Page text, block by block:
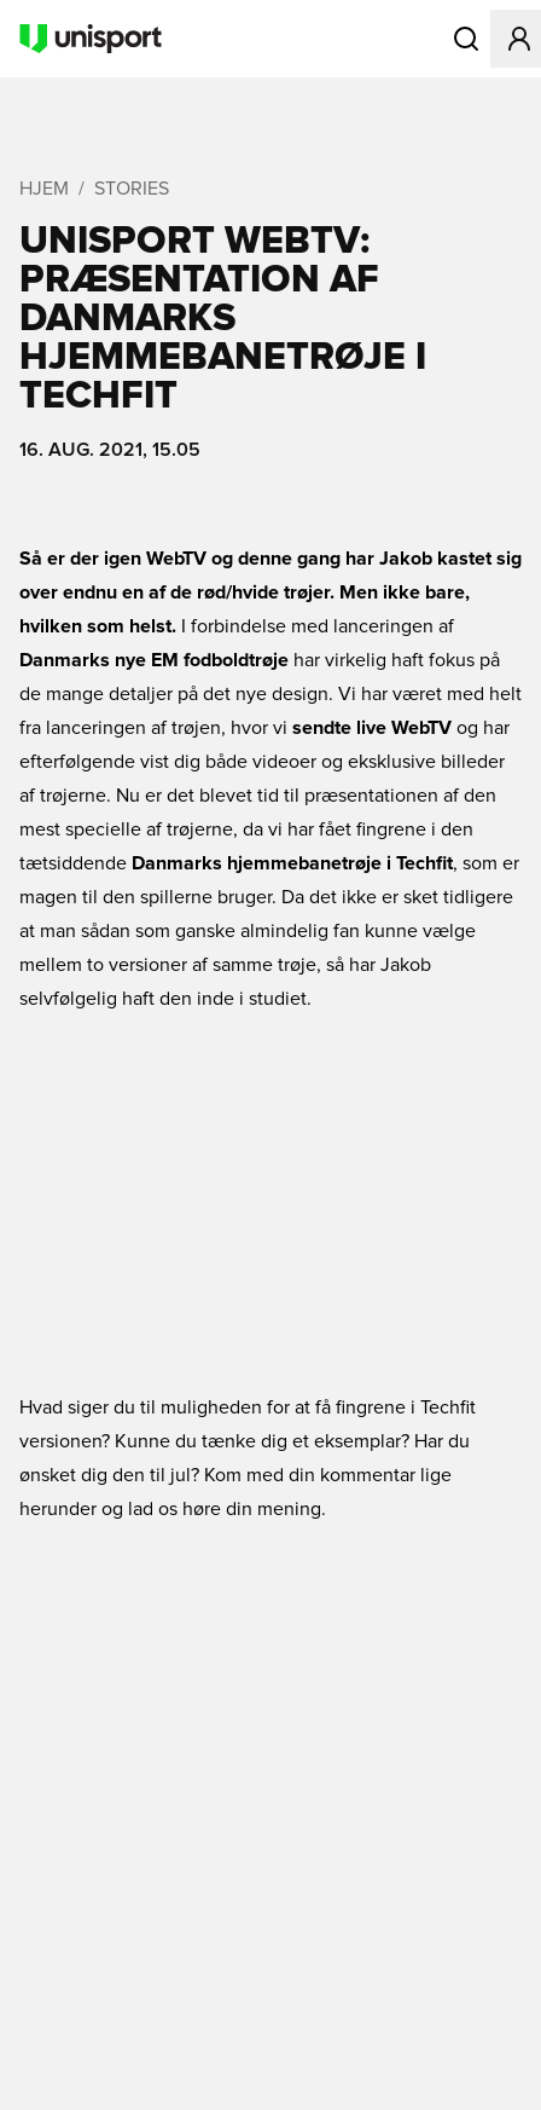
Åbner en
HJEM STORIES
UNISPORT WEBTV:
PRÆSENTATION AF
DANMARKS
HJEMMEBANETRØJE I
TECHFIT
16. AUG. 2021, 15.05
Så er der igen WebTV og denne gang har Jakob kastet sig
over endnu en af de rød/hvide trøjer. Men ikke bare,
hvilken som helst. I forbindelse med lanceringen af
Danmarks nye EM fodboldtrøje har virkelig haft fokus på
de mange detaljer på det nye design. Vi har været med helt
fra lanceringen af trøjen, hvor vi sendte live WebTV og har
efterfølgende vist dig både videoer og eksklusive billeder
af trøjerne. Nu er det blevet tid til præsentationen af den
mest specielle af trøjerne, da vi har fået fingrene i den
tætsiddende Danmarks hjemmebanetrøje i Techfit, som er
magen til den spillerne bruger. Da det ikke er sket tidligere
at man sådan som ganske almindelig fan kunne vælge
mellem to versioner af samme trøje, så har Jakob
selvfølgelig haft den inde i studiet.
Hvad siger du til muligheden for at få fingrene i Techfit
versionen? Kunne du tænke dig et eksemplar? Har du
ønsket dig den til jul? Kom med din kommentar lige
herunder og lad os høre din mening.